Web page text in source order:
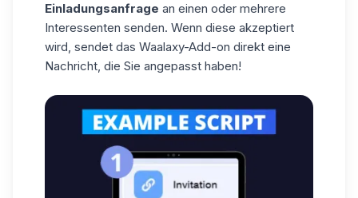
Einladungsanfrage an einen oder mehrere
Interessenten senden. Wenn diese akzeptiert
wird, sendet das Waalaxy-Add-on direkt eine
Nachricht, die Sie angepasst haben!